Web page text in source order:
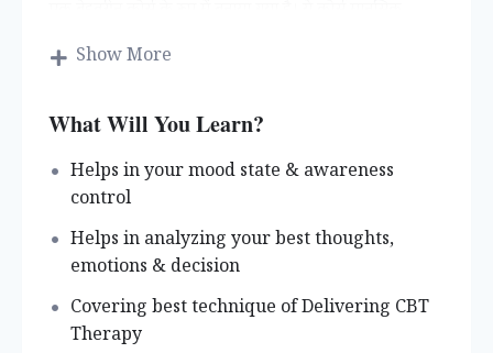
स्वास्थ्य, नशा मुक्ति विशेषज्ञ एवं साइकोलाजिकल काउंसलेर डॉ.
सुरेश परिहार द्वारा पूरे टॉपिक को विभिन्न सेक्शन एवं विडिओज
एवं समस्या के सहज समाधान हेतू हेल्पलाइन संपर्क सूत्र :
7230001393
7300006727
01509 359 959
मानसिक स्वास्थ्य समाधान
डिप्रेशन / अवसाद
चिंता / फिक्र / फोबिआ/ ओसीडी की समस्या
Show More
What Will You Learn?
Helps in your mood state & awareness
control
Helps in analyzing your best thoughts,
emotions & decision
Covering best technique of Delivering CBT
Therapy